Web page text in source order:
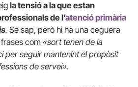
la tensió a la que estan
de l’atenció primària
. Se sap, però hi ha una ceguera
com «sort tenen de la
per seguir mantenint el propòsit
de servei».